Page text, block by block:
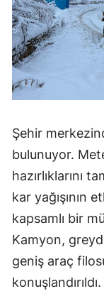
Şehir
bulunuyor.
hazırlıklarını
kar yağışının
kapsamlı bir
Kamyon,
geniş araç
konuşlandırıldı.